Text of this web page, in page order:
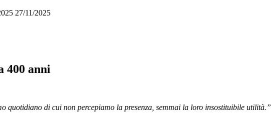
27/11/2025
400 anni
quotidiano di cui non percepiamo la presenza, semmai la loro insostituibile utilità.”